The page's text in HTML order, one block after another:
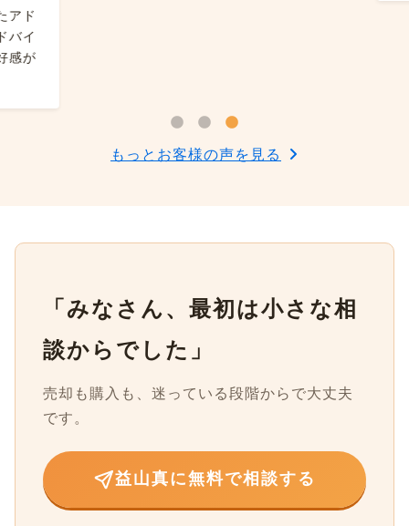
ド
イ
が
もっとお客様の声を見る
「みなさん、最初は小さな相
談からでした」
売却も購入も、迷っている段階からで大丈夫
です。
益山真に無料で相談する